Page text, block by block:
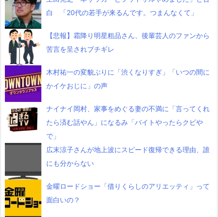
白 「20代の若手が来るんです。つまんなくて」
【悲報】霜降り明星粗品さん、後輩芸人のファンから
苦言を呈されブチギレ
木村祐一の変貌ぶりに「渋くなりすぎ」「いつの間に
かイケおじに」の声
ナイナイ岡村、家事をめぐる妻の不満に「言ってくれ
たら済む話やん」になるみ「バイトやったらクビや
で」
広末涼子さんが地上波にスピード復帰できる理由、誰
にも分からない
金曜ロードショー「借りくらしのアリエッティ」って
面白いの？